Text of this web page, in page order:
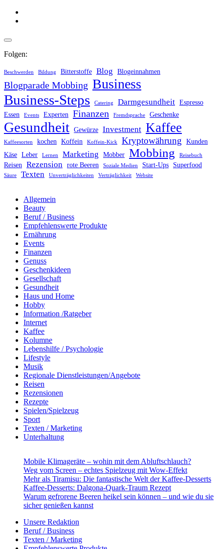
Folgen:
Beschwerden Bildung Bitterstoffe Blog Blogeinnahmen
Blogparade Mobbing Business
Business-Steps Catering Darmgesundheit Espresso
Essen
Events Experten Finanzen Fremdsprache Geschenke
Gesundheit Gewürze Investment Kaffee
Kaffeesorten kochen Koffein Koffein-Kick Kryptowährung
Kunden
Käse Leber Lernen Marketing Mobber Mobbing Reisebuch
Reisen Rezension rote Beeren Soziale Medien Start-Ups Superfood
Säure Texten Unverträglichkeiten Verträglichkeit Website
Allgemein
Beauty
Beruf / Business
Empfehlenswerte Produkte
Ernährung
Events
Finanzen
Genuss
Geschenkideen
Gesellschaft
Gesundheit
Haus und Home
Hobby
Information /Ratgeber
Internet
Kaffee
Kolumne
Lebenshilfe / Psychologie
Lifestyle
Musik
Regionale Dienstleistungen/Angebote
Reisen
Rezensionen
Rezepte
Spielen/Spielzeug
Sport
Texten / Marketing
Unterhaltung
Mobile Klimageräte – wohin mit dem Abluftschlauch?
Weg vom Screen – echtes Spielzeug mit Wow-Effekt
Mehr als Tiramisu: Die fantastische Welt der Kaffee-Desserts
Kaffee-Desserts: Dalgona-Quark-Traum Rezept
Warum gefrorene Beeren heikel sein können – und wie du sie
sicher genießen kannst
Unsere Redaktion
Beruf / Business
Texten / Marketing